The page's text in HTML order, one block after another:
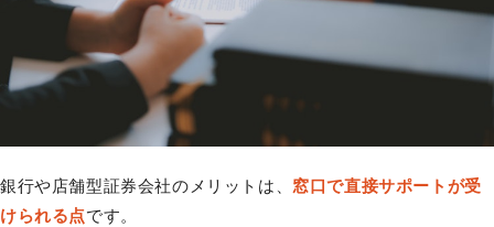
銀行や店舗型証券会社のメリットは、 窓口で直接サポートが受
けられる点です。